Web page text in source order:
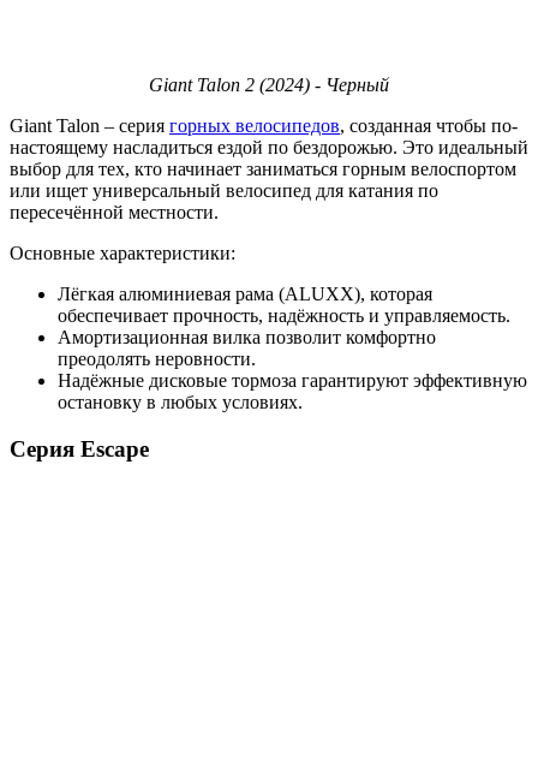
Giant Talon 2 (2024) - Черный
Giant Talon – серия горных велосипедов, созданная чтобы по-
настоящему насладиться ездой по бездорожью. Это идеальный
выбор для тех, кто начинает заниматься горным велоспортом
или ищет универсальный велосипед для катания по
пересечённой местности.
Основные характеристики:
Лёгкая алюминиевая рама (ALUXX), которая
обеспечивает прочность, надёжность и управляемость.
Амортизационная вилка позволит комфортно
преодолять неровности.
Надёжные дисковые тормоза гарантируют эффективную
остановку в любых условиях.
Серия Escape